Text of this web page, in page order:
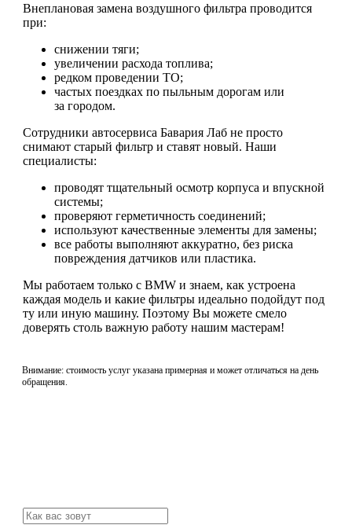
Внеплановая замена воздушного фильтра проводится
при:
снижении тяги;
увеличении расхода топлива;
редком проведении ТО;
частых поездках по пыльным дорогам или
за городом.
Сотрудники автосервиса Бавария Лаб не просто
снимают старый фильтр и ставят новый. Наши
специалисты:
проводят тщательный осмотр корпуса и впускной
системы;
проверяют герметичность соединений;
используют качественные элементы для замены;
все работы выполняют аккуратно, без риска
повреждения датчиков или пластика.
Мы работаем только с BMW и знаем, как устроена
каждая модель и какие фильтры идеально подойдут под
ту или иную машину. Поэтому Вы можете смело
доверять столь важную работу нашим мастерам!
Внимание: стоимость услуг указана примерная и может отличаться на день
обращения.